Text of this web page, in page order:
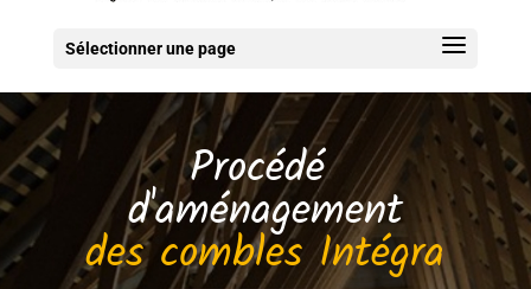
Sélectionner une page
Procédé
d'aménagement
des combles Intégra